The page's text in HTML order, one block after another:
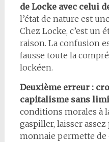
de Locke avec celui
l’état de nature est
Chez Locke, c’est un
raison. La confusion
fausse toute la
lockéen.
Deuxième erreur :
capitalisme sans
conditions morales à
gaspiller, laisser
monnaie permette